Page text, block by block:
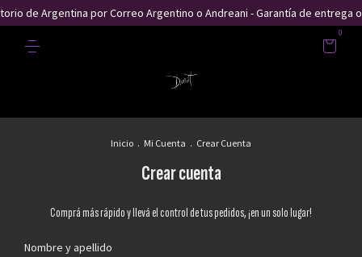
de Argentina por Correo Argentino o Andreani - Garantía de entrega
0
Inicio . Mi Cuenta . Crear Cuenta
Crear cuenta
Comprá más rápido y llevá el control de tus pedidos, ¡en un solo lugar!
Nombre y apellido